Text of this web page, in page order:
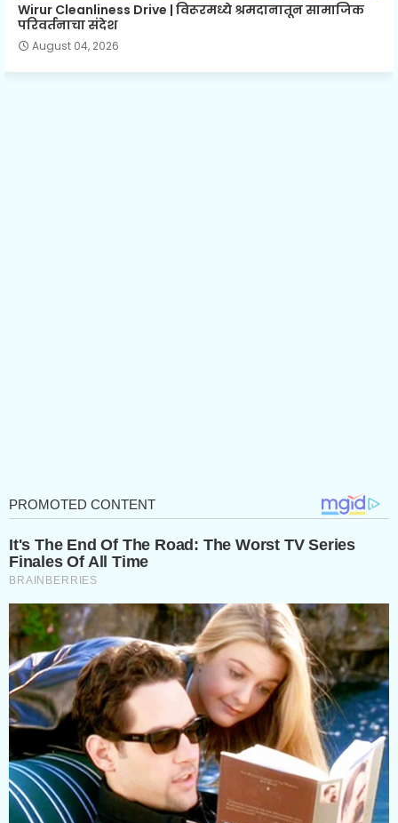
Wirur Cleanliness Drive | विरूरमध्ये श्रमदानातून सामाजिक
परिवर्तनाचा संदेश
August 04, 2026